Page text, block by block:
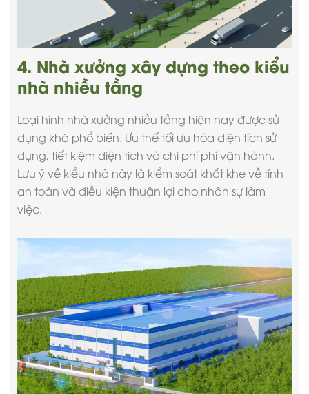
4. Nhà xưởng xây dựng theo kiểu
nhà nhiều tầng
Loại hình nhà xưởng nhiều tầng hiện nay được sử
dụng khá phổ biến. Ưu thế tối ưu hóa diện tích sử
dụng, tiết kiệm diện tích và chi phí phí vận hành.
Lưu ý về kiểu nhà này là kiểm soát khắt khe về tính
an toàn và điều kiện thuận lợi cho nhân sự làm
việc.